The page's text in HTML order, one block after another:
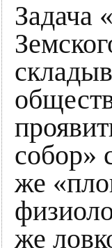
Задача
собор»
же
же